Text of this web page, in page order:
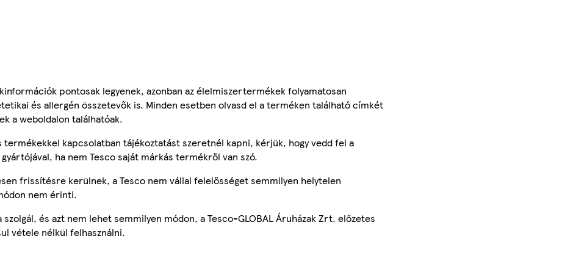
pontosak legyenek, azonban az élelmiszertermékek folyamatosan
és allergén összetevők is. Minden esetben olvasd el a terméken található címkét
a weboldalon találhatóak.
termékekkel kapcsolatban tájékoztatást szeretnél kapni, kérjük, hogy vedd fel a
ha nem Tesco saját márkás termékről van szó.
frissítésre kerülnek, a Tesco nem vállal felelősséget semmilyen helytelen
nem érinti.
és azt nem lehet semmilyen módon, a Tesco-GLOBAL Áruházak Zrt. előzetes
vétele nélkül felhasználni.